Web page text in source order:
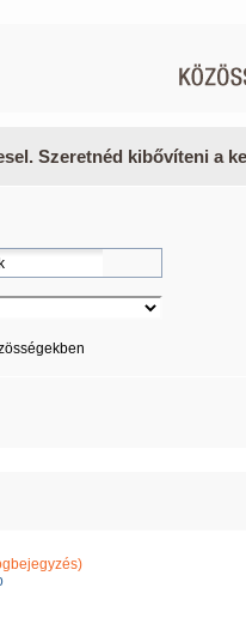
Szeretnéd kibővíteni a